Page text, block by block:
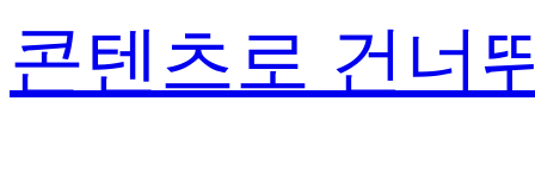
콘텐츠로 건너